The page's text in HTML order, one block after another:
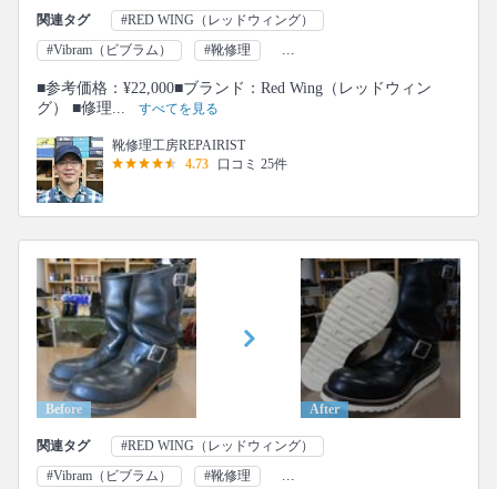
関連タグ
#RED WING（レッドウィング）
#Vibram（ビブラム）
#靴修理 ...
■参考価格：¥22,000■ブランド：Red Wing（レッドウィン
グ） ■修理...
すべてを見る
靴修理工房REPAIRIST
4.73
口コミ 25件
Before After
関連タグ
#RED WING（レッドウィング）
#Vibram（ビブラム）
#靴修理 ...